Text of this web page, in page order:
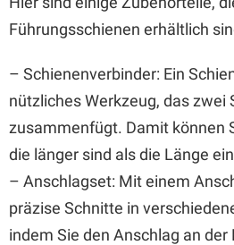
Führungsschienen erhältlich
– Schienenverbinder: Ein
nützliches Werkzeug, das zwei
zusammenfügt. Damit können
die länger sind als die Länge
– Anschlagset: Mit einem
präzise Schnitte in
indem Sie den Anschlag an der